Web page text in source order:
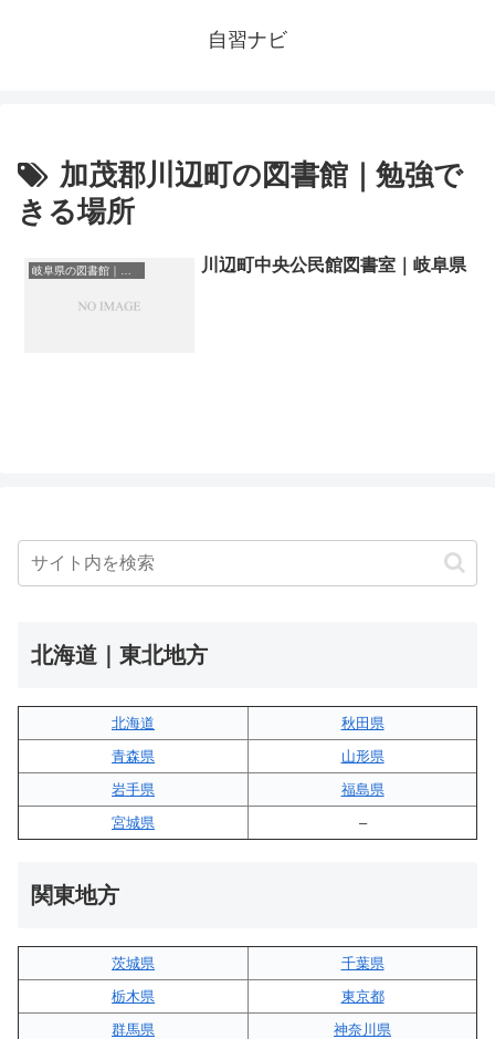
自習ナビ
加茂郡川辺町の図書館｜勉強で
きる場所
川辺町中央公民館図書室｜岐阜県
北海道｜東北地方
北海道
秋田県
青森県
山形県
岩手県
福島県
宮城県
–
関東地方
茨城県
千葉県
栃木県
東京都
群馬県
神奈川県